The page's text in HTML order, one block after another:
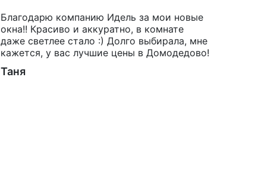
Благодарю компанию Идель за мои новые
окна!! Красиво и аккуратно, в комнате
даже светлее стало :) Долго выбирала, мне
кажется, у вас лучшие цены в Домодедово!
Таня